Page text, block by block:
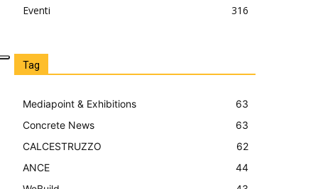
Eventi
316
Tag
Mediapoint & Exhibitions
63
Concrete News
63
CALCESTRUZZO
62
ANCE
44